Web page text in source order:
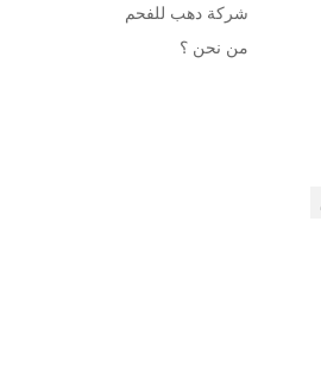
شركة دهب للفحم
من نحن ؟